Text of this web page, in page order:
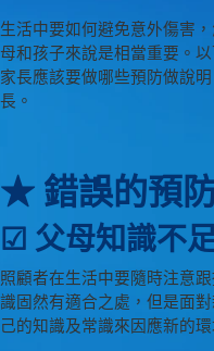
生活中要如何避免意外傷害
母和孩子來說是相當重要。
家長應該要做哪些預防做說
長。
★ 錯誤的預
☑ 父母知識不
照顧者在生活中要隨時注意
識固然有適合之處，但是面
己的知識及常識來因應新的環